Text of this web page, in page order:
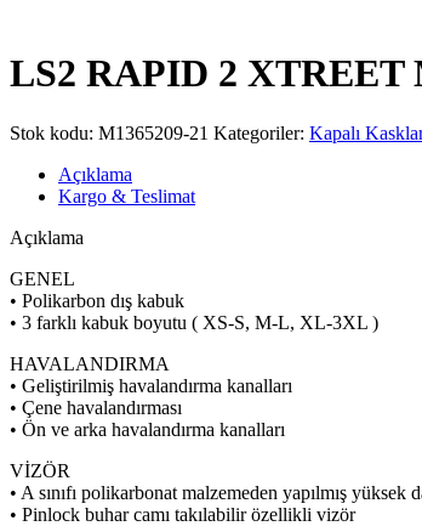
LS2 RAPID 2
Stok kodu: M1365209-21 Kategoriler: Kapalı Kasklar
Açıklama
Kargo & Teslimat
Açıklama
GENEL
• Polikarbon dış kabuk
• 3 farklı kabuk boyutu ( XS-S, M-L, XL-3XL )
HAVALANDIRMA
• Geliştirilmiş havalandırma kanalları
• Çene havalandırması
• Ön ve arka havalandırma kanalları
VİZÖR
• A sınıfı polikarbonat malzemeden yapılmış
• Pinlock buhar camı takılabilir özellikli vizör